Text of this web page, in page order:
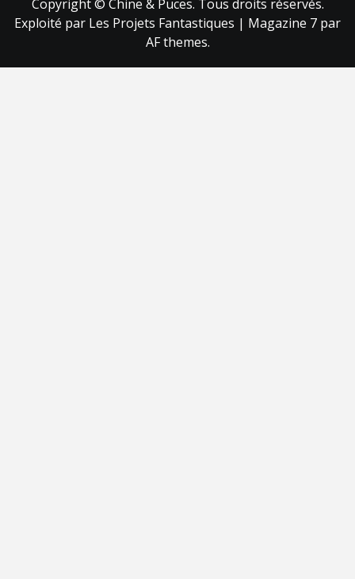
Copyright © Chine & Puces. Tous droits réservés.
Exploité par Les Projets Fantastiques | Magazine 7 par
AF themes.